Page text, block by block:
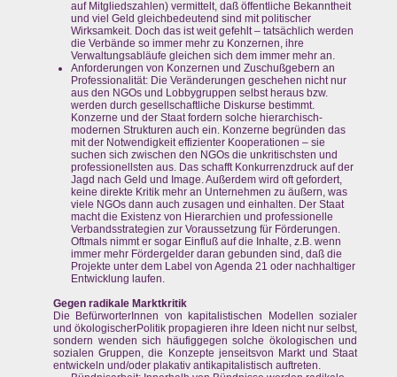
auf Mitgliedszahlen) vermittelt, daß öffentliche Bekanntheit
und viel Geld gleichbedeutend sind mit politischer
Wirksamkeit. Doch das ist weit gefehlt – tatsächlich werden
die Verbände so immer mehr zu Konzernen, ihre
Verwaltungsabläufe gleichen sich dem immer mehr an.
Anforderungen von Konzernen und Zuschußgebern an
Professionalität: Die Veränderungen geschehen nicht nur
aus den NGOs und Lobbygruppen selbst heraus bzw.
werden durch gesellschaftliche Diskurse bestimmt.
Konzerne und der Staat fordern solche hierarchisch-
modernen Strukturen auch ein. Konzerne begründen das
mit der Notwendigkeit effizienter Kooperationen – sie
suchen sich zwischen den NGOs die unkritischsten und
professionellsten aus. Das schafft Konkurrenzdruck auf der
Jagd nach Geld und Image. Außerdem wird oft gefordert,
keine direkte Kritik mehr an Unternehmen zu äußern, was
viele NGOs dann auch zusagen und einhalten. Der Staat
macht die Existenz von Hierarchien und professionelle
Verbandsstrategien zur Voraussetzung für Förderungen.
Oftmals nimmt er sogar Einfluß auf die Inhalte, z.B. wenn
immer mehr Fördergelder daran gebunden sind, daß die
Projekte unter dem Label von Agenda 21 oder nachhaltiger
Entwicklung laufen.
Gegen radikale Marktkritik
Die BefürworterInnen von kapitalistischen Modellen sozialer
und ökologischerPolitik propagieren ihre Ideen nicht nur selbst,
sondern wenden sich häufiggegen solche ökologischen und
sozialen Gruppen, die Konzepte jenseitsvon Markt und Staat
entwickeln und/oder plakativ antikapitalistisch auftreten.